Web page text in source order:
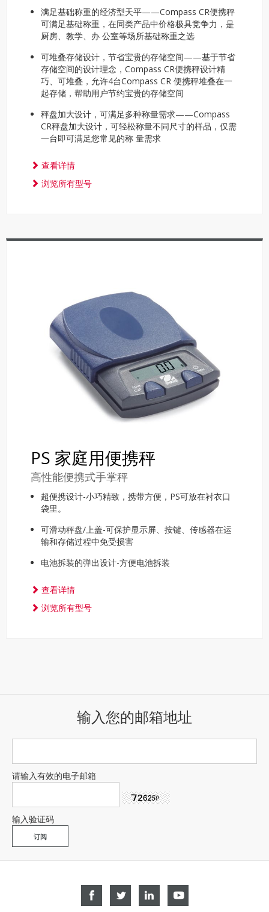
满足基础称重的经济型天平——Compass CR便携秤
可满足基础称重，在同类产品中价格极具竞争力，是
厨房、教学、办 公室等场所基础称重之选
可堆叠存储设计，节省宝贵的存储空间——基于节省
存储空间的设计理念，Compass CR便携秤设计精
巧、可堆叠，允许4台Compass CR 便携秤堆叠在一
起存储，帮助用户节约宝贵的存储空间
秤盘加大设计，可满足多种称量需求——Compass
CR秤盘加大设计，可轻松称量不同尺寸的样品，仅需
一台即可满足您常见的称 量需求
查看详情
浏览所有型号
PS 家庭用便携秤
高性能便携式手掌秤
超便携设计-小巧精致，携带方便，PS可放在衬衣口
袋里。
可滑动秤盘/上盖-可保护显示屏、按键、传感器在运
输和存储过程中免受损害
电池拆装的弹出设计-方便电池拆装
查看详情
浏览所有型号
输入您的邮箱地址
请输入有效的电子邮箱
输入验证码